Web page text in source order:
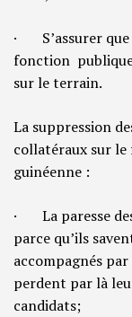
· S’assurer que
fonction
sur le terrain.
La suppression
collatéraux sur
guinéenne :
· La paresse
parce qu’ils
accompagnés
perdent par là
candidats;